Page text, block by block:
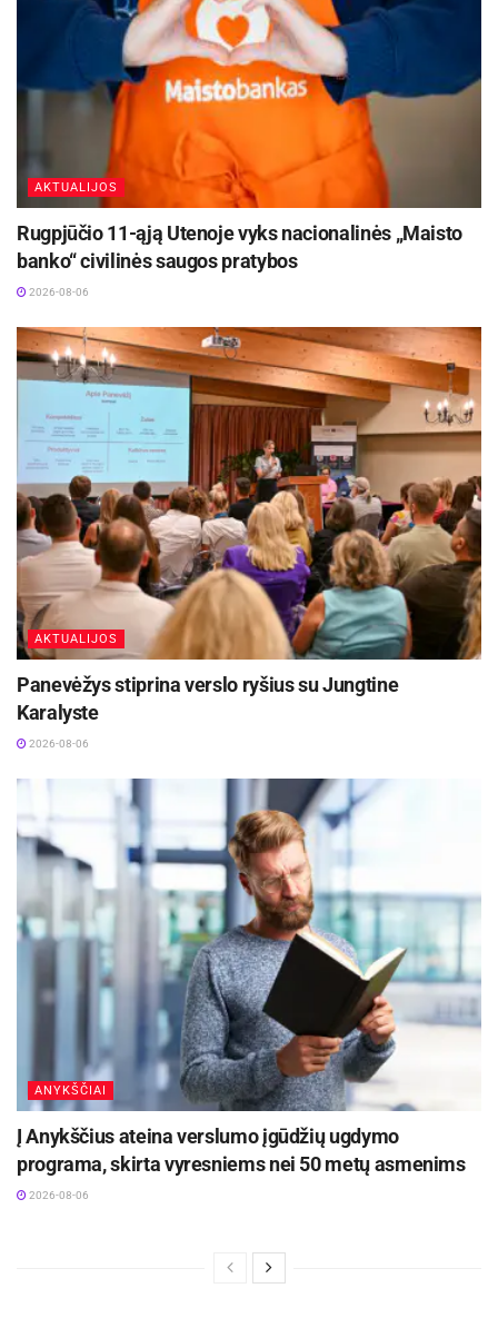
AKTUALIJOS
Rugpjūčio 11-ąją Utenoje vyks nacionalinės „Maisto
banko“ civilinės saugos pratybos
2026-08-06
AKTUALIJOS
Panevėžys stiprina verslo ryšius su Jungtine
Karalyste
2026-08-06
ANYKŠČIAI
Į Anykščius ateina verslumo įgūdžių ugdymo
programa, skirta vyresniems nei 50 metų asmenims
2026-08-06